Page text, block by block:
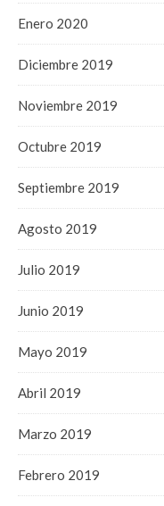
Enero 2020
Diciembre 2019
Noviembre 2019
Octubre 2019
Septiembre 2019
Agosto 2019
Julio 2019
Junio 2019
Mayo 2019
Abril 2019
Marzo 2019
Febrero 2019